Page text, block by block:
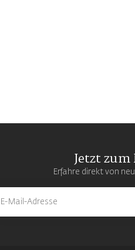
Jetzt
Erfahre direkt von